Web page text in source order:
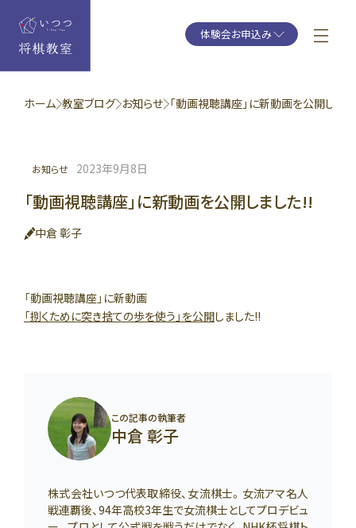
体験会お申込み
ホーム 教室ブログ お知らせ 「動画視聴講座」に新動画を公開しま
お知らせ 2023年9月8日
「動画視聴講座」に新動画を公開しました!!
中倉 彰子
「動画視聴講座」に新動画
「捌くために突き捨ての歩を使う」を公開しました!!
この記事の執筆者
中倉 彰子
株式会社いつつ代表取締役、女流棋士。女流アマ名人
戦連覇後、94年高校3年生で女流棋士としてプロデビュ